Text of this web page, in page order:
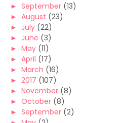
► September (13)
► August (23)
► July (22)
► June (3)
► May (11)
► April (17)
► March (16)
► 2017 (107)
► November (8)
► October (8)
► September (2)